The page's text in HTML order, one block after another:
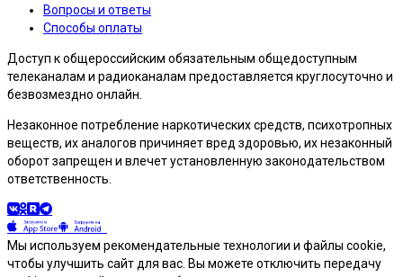
Вопросы и ответы
Способы оплаты
Доступ к общероссийским обязательным общедоступным
телеканалам и радиоканалам предоставляется круглосуточно и
безвозмездно онлайн.
Незаконное потребление наркотических средств, психотропных
веществ, их аналогов причиняет вред здоровью, их незаконный
оборот запрещен и влечет установленную законодательством
ответственность.
Мы используем рекомендательные технологии и файлы cookie,
чтобы улучшить сайт для вас. Вы можете отключить передачу